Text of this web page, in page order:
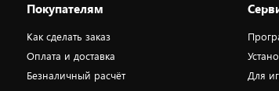
Покупателям
Как сделать заказ
Оплата и доставка
Безналичный расчёт
Для